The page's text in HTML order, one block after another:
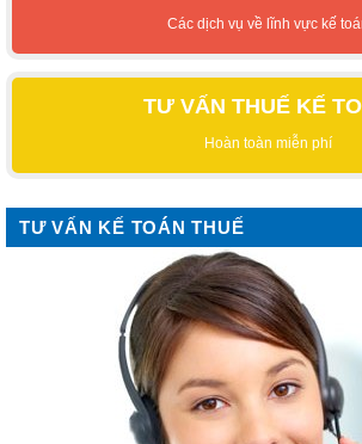
Các dịch vụ về lĩnh vực kế
TƯ VẤN THUẾ KẾ
Hoàn toàn miễn phí
TƯ VẤN KẾ TOÁN THUẾ